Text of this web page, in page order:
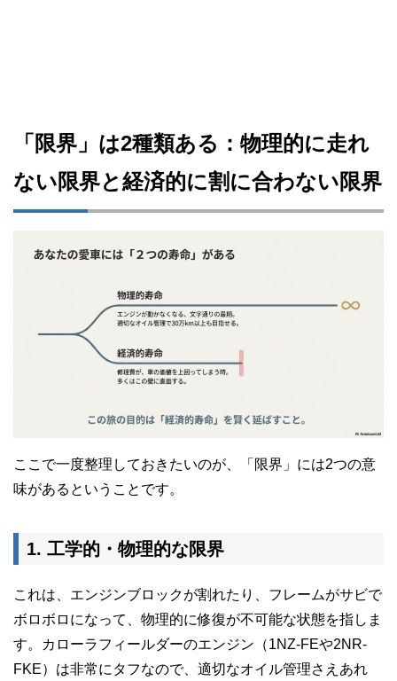
「限界」は2種類ある：物理的に走れ
ない限界と経済的に割に合わない限界
ここで一度整理しておきたいのが、「限界」には2つの意
味があるということです。
1. 工学的・物理的な限界
これは、エンジンブロックが割れたり、フレームがサビで
ボロボロになって、物理的に修復が不可能な状態を指しま
す。カローラフィールダーのエンジン（1NZ-FEや2NR-
FKE）は非常にタフなので、適切なオイル管理さえあれ